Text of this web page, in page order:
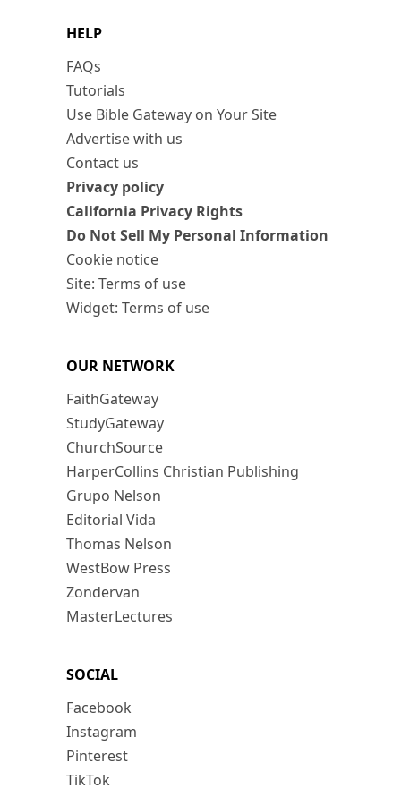
HELP
FAQs
Tutorials
Use Bible Gateway on Your Site
Advertise with us
Contact us
Privacy policy
California Privacy Rights
Do Not Sell My Personal Information
Cookie notice
Site: Terms of use
Widget: Terms of use
OUR NETWORK
FaithGateway
StudyGateway
ChurchSource
HarperCollins Christian Publishing
Grupo Nelson
Editorial Vida
Thomas Nelson
WestBow Press
Zondervan
MasterLectures
SOCIAL
Facebook
Instagram
Pinterest
TikTok